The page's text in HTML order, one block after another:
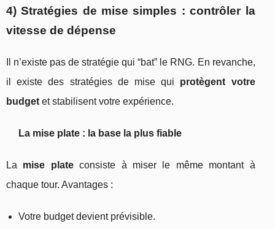
4) Stratégies de mise simples : contrôler la
vitesse de dépense
Il n’existe pas de stratégie qui “bat” le RNG. En revanche,
il existe des stratégies de mise qui protègent votre
budget et stabilisent votre expérience.
La mise plate : la base la plus fiable
La mise plateconsiste à miser le même montant à
chaque tour. Avantages :
Votre budget devient prévisible.